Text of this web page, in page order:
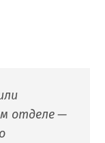
отделе —